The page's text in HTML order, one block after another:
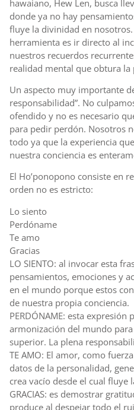
hawaiano, Hew Len, busca
donde ya no hay
fluye la divinidad en
herramienta es ir directo al
nuestros recuerdos
realidad mental que obtura la
Un aspecto muy importante
responsabilidad”. No
ofendido y no es necesario
para pedir perdón. Nosotros
todo ya que la experiencia
nuestra conciencia es
El Ho’ponopono consiste en
orden no es estricto:
Lo siento
Perdóname
Te amo
Gracias
LO SIENTO: al invocar esta
pensamientos, emociones y
en el mundo porque estos
de nuestra propia conciencia.
PERDÓNAME: esta expresión
armonización del mundo
superior. La plena
TE AMO: El amor, como
datos de la personalidad,
crea vacío desde el cual fluye
GRACIAS: es demostrar
produce al despejar todo el